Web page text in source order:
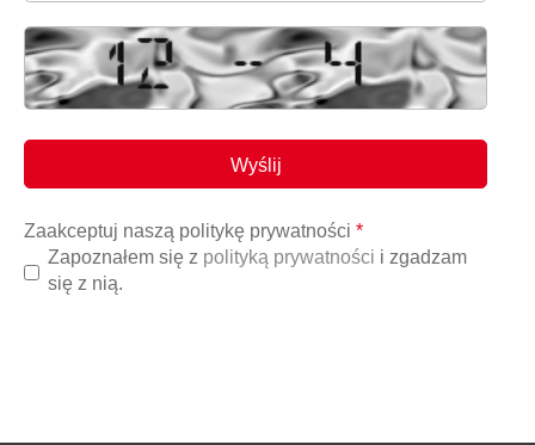
Zaakceptuj naszą politykę prywatności *
Zapoznałem się z polityką prywatności i zgadzam
się z nią.